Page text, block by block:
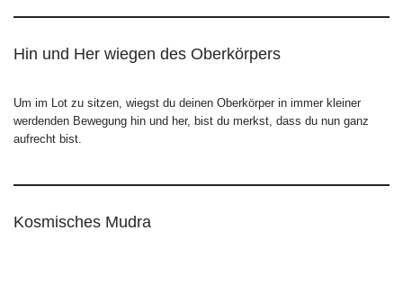
Hin und Her wiegen des Oberkörpers
Um im Lot zu sitzen, wiegst du deinen Oberkörper in immer kleiner
werdenden Bewegung hin und her, bist du merkst, dass du nun ganz
aufrecht bist.
Kosmisches Mudra